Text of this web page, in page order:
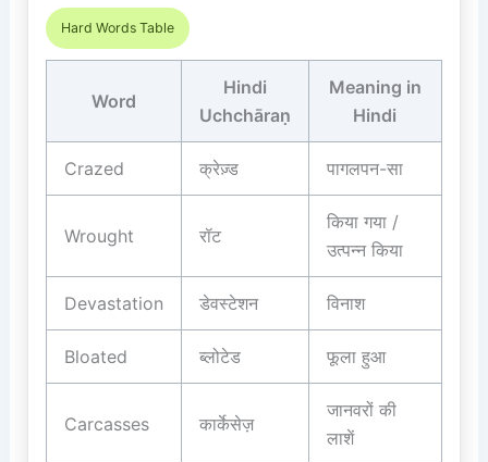
Hard Words Table
Word
Hindi
Uchchāraṇ
Meaning in
Hindi
Crazed क्रेज़्ड पागलपन-सा
Wrought रॉट
किया गया /
उत्पन्न किया
Devastation डेवस्टेशन विनाश
Bloated ब्लोटेड फूला हुआ
Carcasses कार्केसेज़
जानवरों की
लाशें